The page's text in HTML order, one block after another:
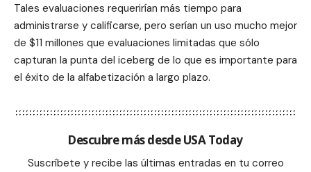
Tales evaluaciones requerirían más tiempo para
administrarse y calificarse, pero serían un uso mucho mejor
de $11 millones que evaluaciones limitadas que sólo
capturan la punta del iceberg de lo que es importante para
el éxito de la alfabetización a largo plazo.
Descubre más desde USA Today
Suscríbete y recibe las últimas entradas en tu correo